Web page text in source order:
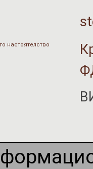
настоятелство